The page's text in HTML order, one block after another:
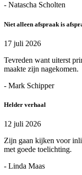
- Natascha Scholten
Niet alleen afspraak is
17 juli 2026
Tevreden want uiterst
maakte zijn nagekomen.
- Mark Schipper
Helder verhaal
12 juli 2026
Zijn gaan kijken voor
met goede toelichting.
- Linda Maas